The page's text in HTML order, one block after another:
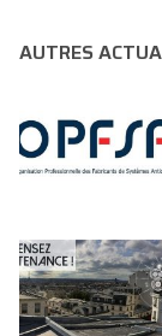
AUTRES